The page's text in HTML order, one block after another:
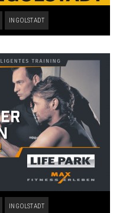
INGOLSTADT
INGOLSTADT